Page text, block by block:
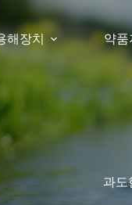
해장치 약품
과도